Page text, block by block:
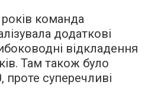
команда
додаткові
відкладення
Там також було
проте суперечливі